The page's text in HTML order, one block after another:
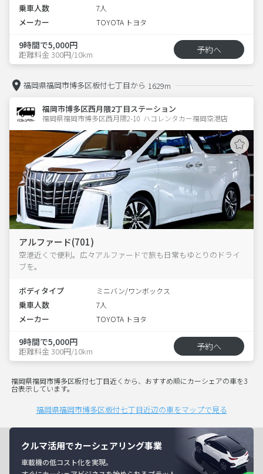
乗車人数 7人
メーカー TOYOTA トヨタ
9時間で5,000円
距離料金 300円/10km 予約へ
福岡県福岡市博多区板付七丁目から 1629m
福岡市博多区西月隈2丁目ステーション
福岡県福岡市博多区西月隈2-10  ハコレンタカー福岡空港店
アルファード(701)
空港近くで便利。広々アルファードで旅も日常もゆとりのドライ
ブを。
ボディタイプ ミニバン/ワンボックス
乗車人数 7人
メーカー TOYOTA トヨタ
9時間で5,000円
距離料金 300円/10km 予約へ
福岡県福岡市博多区板付七丁目近くから、おすすめ順にカーシェアの車を3
台表示しています。
福岡県福岡市博多区板付七丁目近辺の車をマップで見る
クルマ活用でカーシェアリング事業
車載機の低コスト化を実現。